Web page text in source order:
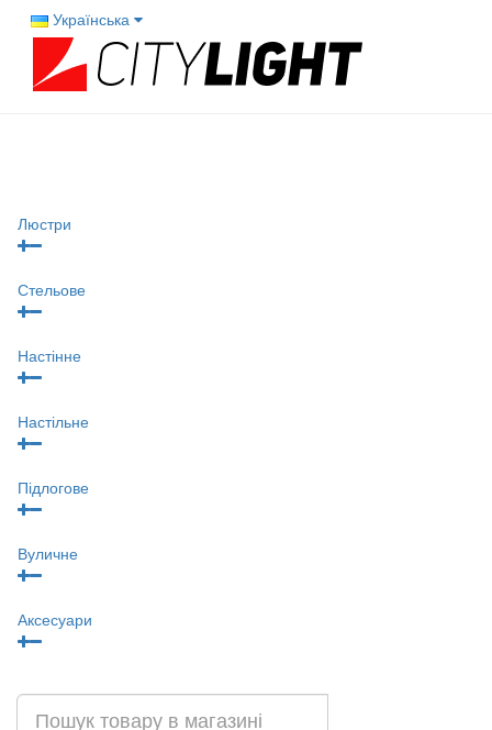
Українська
Люстри
Стельове
Настінне
Настільне
Підлогове
Вуличне
Аксесуари